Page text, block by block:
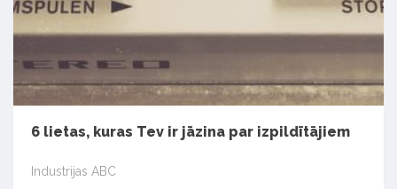
6 lietas, kuras Tev ir jāzina par izpildītājiem
Industrijas ABC